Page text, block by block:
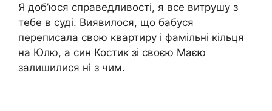
Я доб’юся справедливості, я все витрушу з
тебе в суді. Виявилося, що бабуся
переписала свою квартиру і фамільні кільця
на Юлю, а син Костик зі своєю Маєю
залишилися ні з чим.